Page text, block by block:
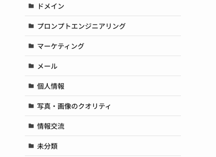
ドメイン
プロンプトエンジニアリング
マーケティング
メール
個人情報
写真・画像のクオリティ
情報交流
未分類